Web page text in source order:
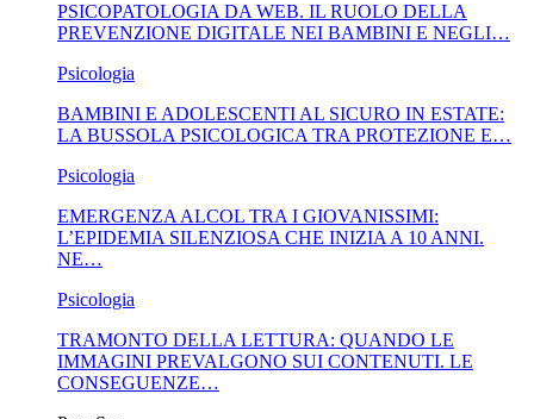
PSICOPATOLOGIA DA WEB. IL RUOLO DELLA
PREVENZIONE DIGITALE NEI BAMBINI E NEGLI…
Psicologia
BAMBINI E ADOLESCENTI AL SICURO IN ESTATE:
LA BUSSOLA PSICOLOGICA TRA PROTEZIONE E…
Psicologia
EMERGENZA ALCOL TRA I GIOVANISSIMI:
L’EPIDEMIA SILENZIOSA CHE INIZIA A 10 ANNI.
NE…
Psicologia
TRAMONTO DELLA LETTURA: QUANDO LE
IMMAGINI PREVALGONO SUI CONTENUTI. LE
CONSEGUENZE…